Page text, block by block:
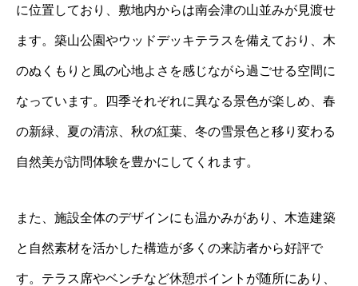
に位置しており、敷地内からは南会津の山並みが見渡せ
ます。築山公園やウッドデッキテラスを備えており、木
のぬくもりと風の心地よさを感じながら過ごせる空間に
なっています。四季それぞれに異なる景色が楽しめ、春
の新緑、夏の清涼、秋の紅葉、冬の雪景色と移り変わる
自然美が訪問体験を豊かにしてくれます。
また、施設全体のデザインにも温かみがあり、木造建築
と自然素材を活かした構造が多くの来訪者から好評で
す。テラス席やベンチなど休憩ポイントが随所にあり、